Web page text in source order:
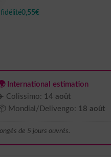
0,55€
International estimation
Colissimo: 14 août
Mondial/Delivengo: 18 août
de 5 jours ouvrés.